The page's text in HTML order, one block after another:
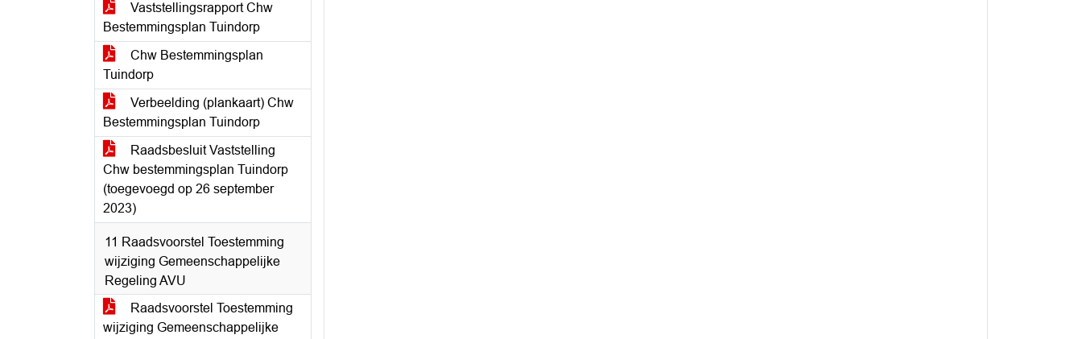
Vaststellingsrapport Chw
Bestemmingsplan Tuindorp
Chw Bestemmingsplan
Tuindorp
Verbeelding (plankaart) Chw
Bestemmingsplan Tuindorp
Raadsbesluit Vaststelling
Chw bestemmingsplan Tuindorp
(toegevoegd op 26 september
2023)
11 Raadsvoorstel Toestemming
wijziging Gemeenschappelijke
Regeling AVU
Raadsvoorstel Toestemming
wijziging Gemeenschappelijke